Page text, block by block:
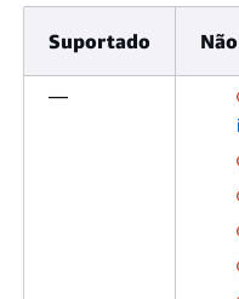
Suportado
—